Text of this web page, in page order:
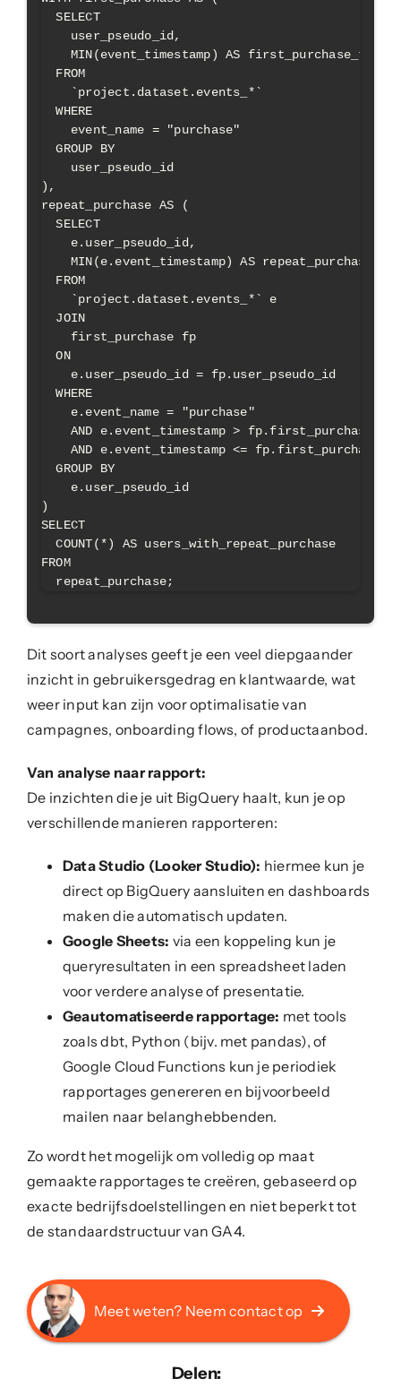
  SELECT
    user_pseudo_id,
    MIN(event_timestamp) AS first_purchase_time
  FROM
    `project.dataset.events_*`
  WHERE
    event_name = "purchase"
  GROUP BY
    user_pseudo_id
),
repeat_purchase AS (
  SELECT
    e.user_pseudo_id,
MIN(e.event_timestamp) AS
  FROM
    `project.dataset.events_*` e
  JOIN
    first_purchase fp
  ON
    e.user_pseudo_id = fp.user_pseudo_id
  WHERE
    e.event_name = "purchase"
AND e.event_timestamp >
AND e.event_timestamp <=
  GROUP BY
    e.user_pseudo_id
)
SELECT
  COUNT(*) AS users_with_repeat_purchase
FROM
Dit soort analyses geeft je een veel diepgaander
inzicht in gebruikersgedrag en klantwaarde, wat
weer input kan zijn voor optimalisatie van
campagnes, onboarding flows, of productaanbod.
Van analyse naar rapport:
De inzichten die je uit BigQuery haalt, kun je op
verschillende manieren rapporteren:
Data Studio (Looker Studio): hiermee kun je
direct op BigQuery aansluiten en dashboards
maken die automatisch updaten.
Google Sheets: via een koppeling kun je
queryresultaten in een spreadsheet laden
voor verdere analyse of presentatie.
Geautomatiseerde rapportage: met tools
zoals dbt, Python (bijv. met pandas), of
Google Cloud Functions kun je periodiek
rapportages genereren en bijvoorbeeld
mailen naar belanghebbenden.
Zo wordt het mogelijk om volledig op maat
gemaakte rapportages te creëren, gebaseerd op
exacte bedrijfsdoelstellingen en niet beperkt tot
de standaardstructuur van GA4.
Meet weten? Neem contact op
Delen: